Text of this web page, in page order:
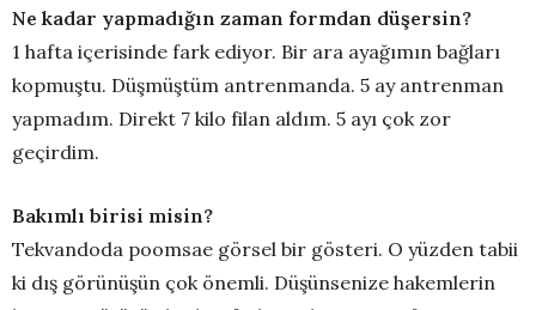
Ne kadar yapmadığın zaman formdan düşersin?
1 hafta içerisinde fark ediyor. Bir ara ayağımın bağları
kopmuştu. Düşmüştüm antrenmanda. 5 ay antrenman
yapmadım. Direkt 7 kilo filan aldım. 5 ayı çok zor
geçirdim.
Bakımlı birisi misin?
Tekvandoda poomsae görsel bir gösteri. O yüzden tabii
ki dış görünüşün çok önemli. Düşünsenize hakemlerin